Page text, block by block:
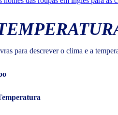
para descrever o clima e a